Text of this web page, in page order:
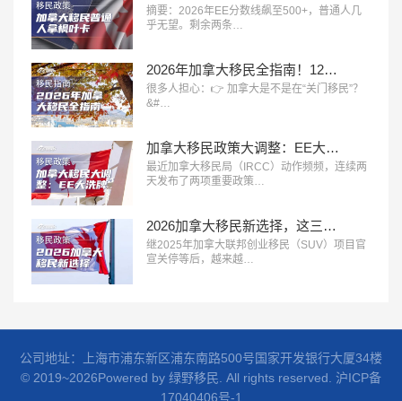
摘要：2026年EE分数线飙至500+，普通人几
乎无望。剩余两条…
2026年加拿大移民全指南！12大主流移民方式全面解析
很多人担心：👉 加拿大是不是在“关门移民”？
&#…
加拿大移民政策大调整：EE大洗牌，留学生实习工签取消！
最近加拿大移民局（IRCC）动作频频，连续两
天发布了两项重要政策…
2026加拿大移民新选择，这三种方式哪个最适合您？
继2025年加拿大联邦创业移民（SUV）项目官
宣关停等后，越来越…
公司地址：上海市浦东新区浦东南路500号国家开发银行大厦34楼
© 2019~2026Powered by 绿野移民. All rights reserved. 沪ICP备
17040406号-1